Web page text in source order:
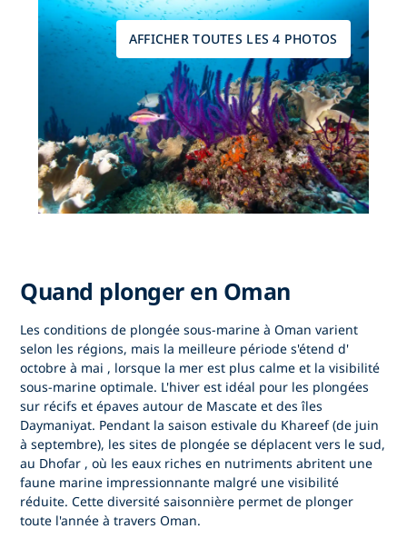
AFFICHER TOUTES LES 4 PHOTOS
Quand plonger en Oman
Les conditions de plongée sous-marine à Oman varient
selon les régions, mais la meilleure période s'étend d'
octobre à mai , lorsque la mer est plus calme et la visibilité
sous-marine optimale. L'hiver est idéal pour les plongées
sur récifs et épaves autour de Mascate et des îles
Daymaniyat. Pendant lasaison estivale du Khareef(de juin
à septembre), les sites de plongée se déplacent vers le sud,
au Dhofar , où les eaux riches en nutriments abritent une
faune marine impressionnante malgré une visibilité
réduite. Cette diversité saisonnière permet de plonger
toute l'année à travers Oman.